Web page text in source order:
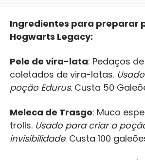
Ingredientes para preparar
Hogwarts Legacy:
Pele de vira-lata: Pedaços
coletados de vira-latas.
poção Edurus. Custa 50
Meleca de Trasgo: Muco
trolls. Usado para criar a
invisibilidade. Custa 100